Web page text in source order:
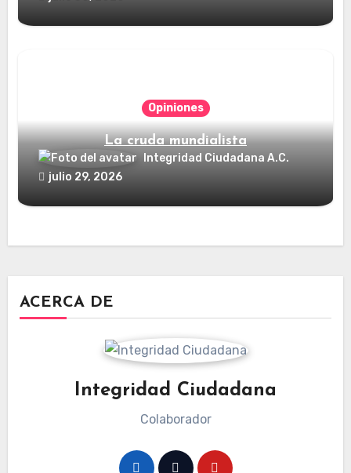
Opiniones
La cruda mundialista
Integridad Ciudadana A.C.
julio 29, 2026
ACERCA DE
Integridad Ciudadana
Colaborador